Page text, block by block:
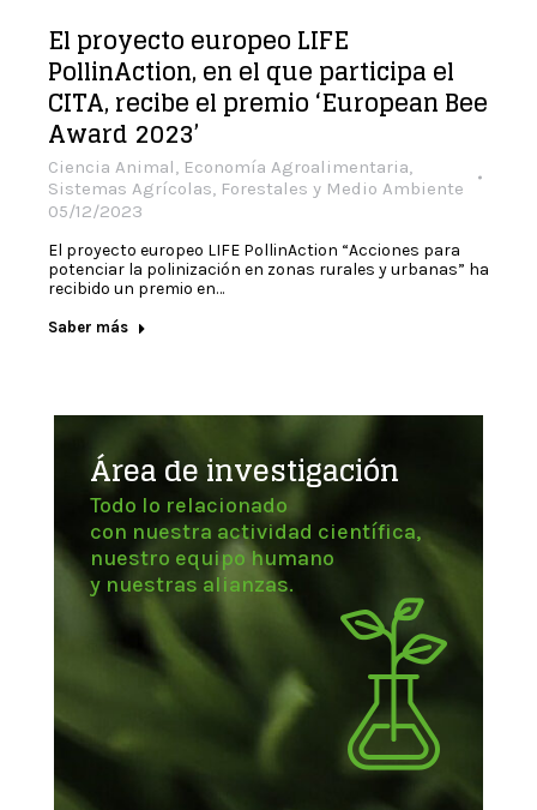
El proyecto europeo LIFE
PollinAction, en el que participa el
CITA, recibe el premio ‘European Bee
Award 2023’
Ciencia Animal, Economía Agroalimentaria,
Sistemas Agrícolas, Forestales y Medio Ambiente
05/12/2023
El proyecto europeo LIFE PollinAction “Acciones para
potenciar la polinización en zonas rurales y urbanas” ha
recibido un premio en…
Saber más
Área de investigación
Todo lo relacionado
con nuestra actividad científica,
nuestro equipo humano
y nuestras alianzas.